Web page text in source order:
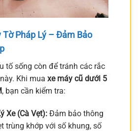
Tờ Pháp Lý – Đảm Bảo
tố sống còn để tránh các rắc
Khi mua xe máy cũ dưới 5
, bạn cần kiểm tra:
Xe (Cà Vẹt):Đảm bảo thông
trùng khớp với số khung, số